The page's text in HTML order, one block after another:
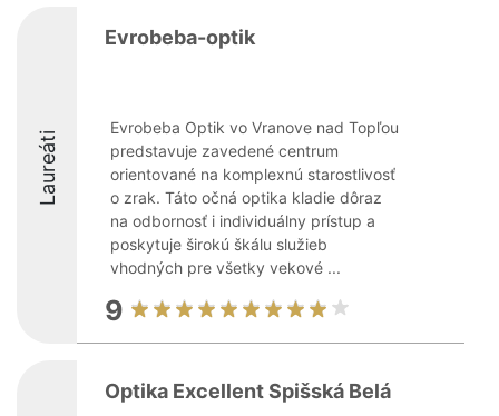
Laureáti
Evrobeba-optik
Evrobeba Optik vo Vranove nad Topľou
predstavuje zavedené centrum
orientované na komplexnú starostlivosť
o zrak. Táto očná optika kladie dôraz
na odbornosť i individuálny prístup a
poskytuje širokú škálu služieb
vhodných pre všetky vekové ...
9
Optika Excellent Spišská Belá